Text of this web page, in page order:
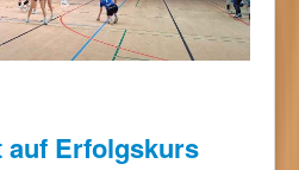
auf Erfolgskurs